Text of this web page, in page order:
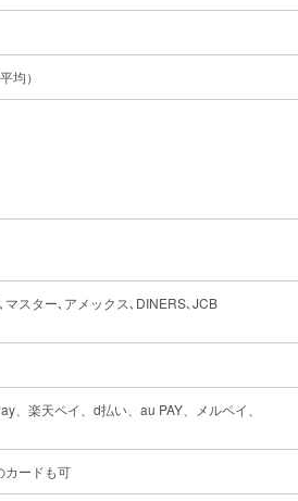
均）
マスター､アメックス､DINERS､JCB
、楽天ペイ、d払い、au PAY、メルペイ、
カードも可